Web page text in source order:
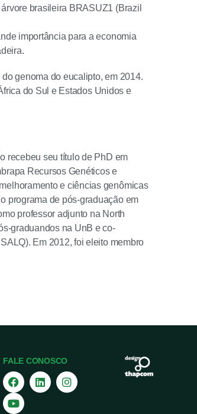
brasileira BRASUZ1 (Brazil
importância para a economia
genoma do eucalipto, em 2014.
do Sul e Estados Unidos e
recebeu seu título de PhD em
Recursos Genéticos e
e ciências genômicas
programa de pós-graduação em
professor adjunto na North
graduandos na UnB e co-
Em 2012, foi eleito membro
FALE CONOSCO